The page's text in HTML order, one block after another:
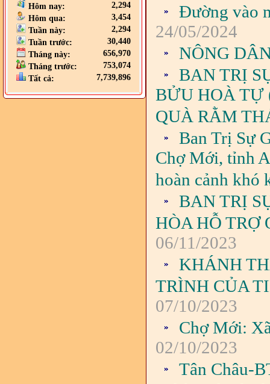
Hôm nay:
2,294
Hôm qua:
3,454
Tuần này:
2,294
Tuần trước:
30,440
Tháng này:
656,970
Tháng trước:
753,074
Tất cả:
7,739,896
Đường vào
24/05/2024
NÔNG
BAN TRỊ
BỬU HOÀ TỰ
QUÀ RẰM
Ban Trị Sự
Chợ Mới, tỉnh
hoàn cảnh khó
BAN TRỊ
HÒA HỖ TRỢ
06/11/2023
KHÁNH
TRÌNH CỦA
07/10/2023
Chợ Mới:
02/10/2023
Tân Châu-